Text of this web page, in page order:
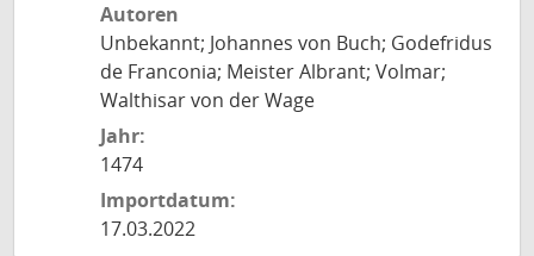
Autoren
Unbekannt; Johannes von Buch; Godefridus
de Franconia; Meister Albrant; Volmar;
Walthisar von der Wage
Jahr:
1474
Importdatum:
17.03.2022